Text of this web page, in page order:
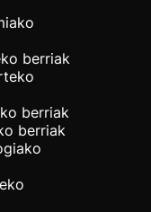
berriak
berriak
berriak